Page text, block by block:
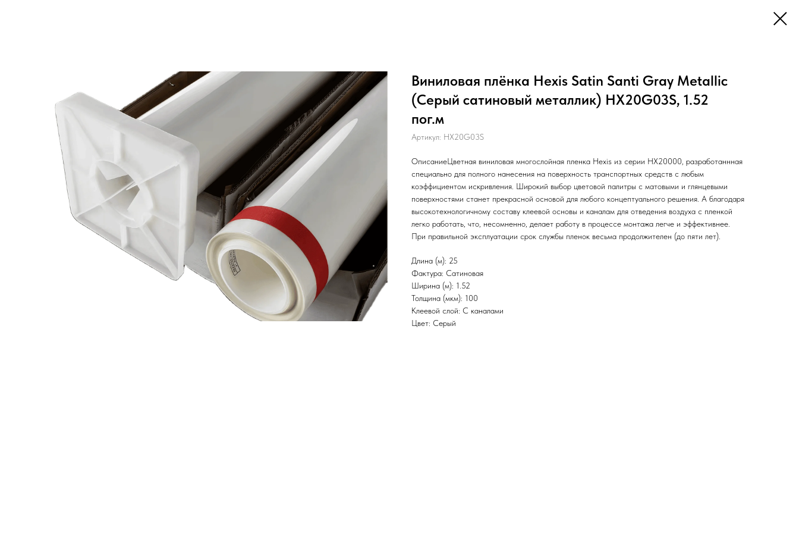
Виниловая плёнка Hexis Satin Santi Gray Metallic
(Серый сатиновый металлик) HX20G03S, 1.52
пог.м
Артикул: HX20G03S
ОписаниеЦветная виниловая многослойная пленка Hexis из серии НХ20000, разработаннная
специально для полного нанесения на поверхность транспортных средств с любым
коэффициентом искривления. Широкий выбор цветовой палитры с матовыми и глянцевыми
поверхностями станет прекрасной основой для любого концептуального решения. А благодаря
высокотехнологичному составу клеевой основы и каналам для отведения воздуха с пленкой
легко работать, что, несомненно, делает работу в процессе монтажа легче и эффективнее.
При правильной эксплуатации срок службы пленок весьма продолжителен (до пяти лет).
Длина (м): 25
Фактура: Сатиновая
Ширина (м): 1.52
Толщина (мкм): 100
Клеевой слой: С каналами
Цвет: Серый